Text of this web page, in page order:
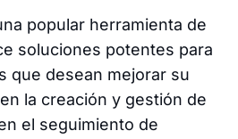
popular herramienta de
soluciones potentes para
que desean mejorar su
la creación y gestión de
el seguimiento de